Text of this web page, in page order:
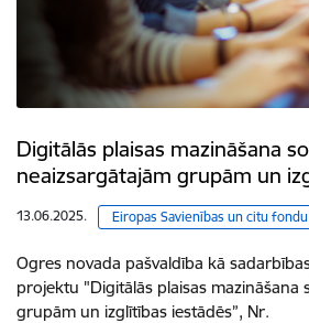
Digitālās plaisas mazināšana
neaizsargātajām grupām un
13.06.2025. Eiropas Savienības un citu
Ogres novada pašvaldība kā
projektu "Digitālās plaisas mazināšana
grupām un izglītības iestādēs”, Nr.